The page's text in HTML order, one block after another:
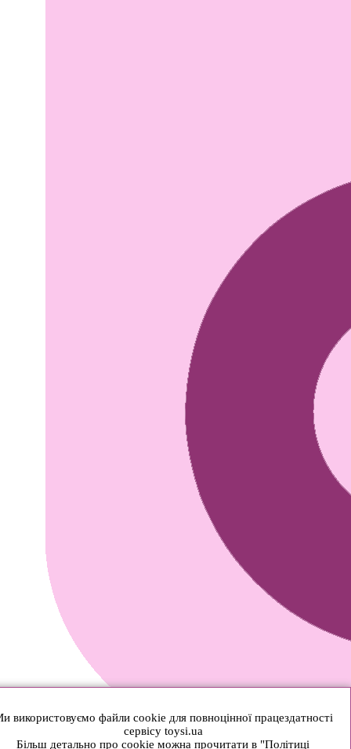
використовуємо файли cookie для повноцінної працездатності
сервісу toysi.ua
Більш детально про cookie можна прочитати в "Політиці